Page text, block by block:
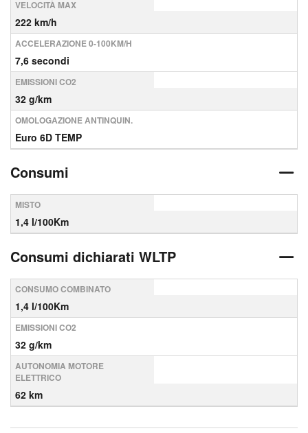
VELOCITÀ MAX
222 km/h
ACCELERAZIONE 0-100KM/H
7,6 secondi
EMISSIONI CO2
32 g/km
OMOLOGAZIONE ANTINQUIN.
Euro 6D TEMP
Consumi
MISTO
1,4 l/100Km
Consumi dichiarati WLTP
CONSUMO COMBINATO
1,4 l/100Km
EMISSIONI CO2
32 g/km
AUTONOMIA MOTORE
ELETTRICO
62 km